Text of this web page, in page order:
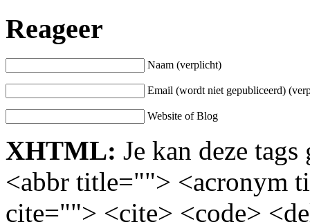
Reageer
Naam (verplicht)
Email (wordt niet gepubliceerd)
Website of Blog
XHTML: Je kan deze
<abbr title=""> <acronym
cite=""> <cite> <code>